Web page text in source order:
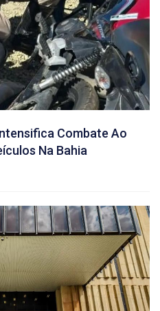
Combate Ao
Na Bahia